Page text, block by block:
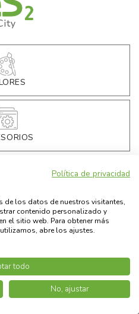
€2.490,00
€199,00
€ 199,00
- €612,29
deben considerarse con el IVA incluido
*Precio con Ecobonus incluido30%
approval of the Ecobonus application
Política de privacidad
de los datos de nuestros visitantes,
contenido personalizado y
el sitio web. Para obtener más
abre los ajustes.
todo
No, ajustar